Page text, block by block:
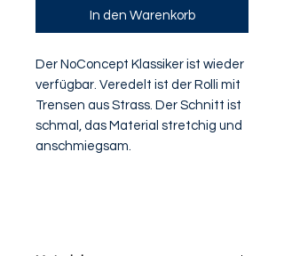
In den Warenkorb
Der NoConcept Klassiker ist wieder
verfügbar. Veredelt ist der Rolli mit
Trensen aus Strass. Der Schnitt ist
schmal, das Material stretchig und
anschmiegsam.